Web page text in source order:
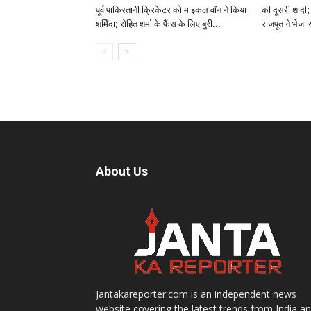
पूर्व पाकिस्तानी क्रिकेटर को माइकल वॉन ने किया
शर्मिंदा; रोहित शर्मा के फैंस के लिए बुरी...
की दूसरी
राजपूत ने भेजा
About Us
Jantakareporter.com is an independent news